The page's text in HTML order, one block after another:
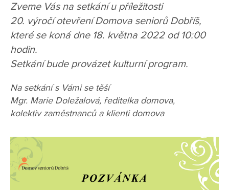
Zveme Vás na setkání u příležitosti
20. výročí otevření Domova seniorů Dobříš,
které se koná dne 18. května 2022 od 10:00
hodin.
Setkání bude provázet kulturní program.
Na setkání s Vámi se těší
Mgr. Marie Doležalová, ředitelka domova,
kolektiv zaměstnanců a klienti domova